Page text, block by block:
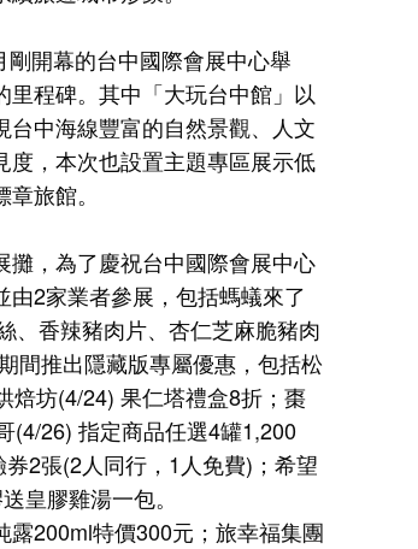
開幕的台中國際會展中心舉
程碑。其中「大玩台中館」以
中海線豐富的自然景觀、人文
，本次也設置主題專區展示低
旅館。
，為了慶祝台中國際會展中心
2家業者參展，包括螞蟻來了
、香辣豬肉片、杏仁芝麻脆豬肉
間推出隱藏版專屬優惠，包括松
焙坊(4/24) 果仁塔禮盒8折；棗
(4/26) 指定商品任選4罐1,200
2張(2人同行，1人免費)；希望
皇膠雞湯一包。
200ml特價300元；旅幸福集團